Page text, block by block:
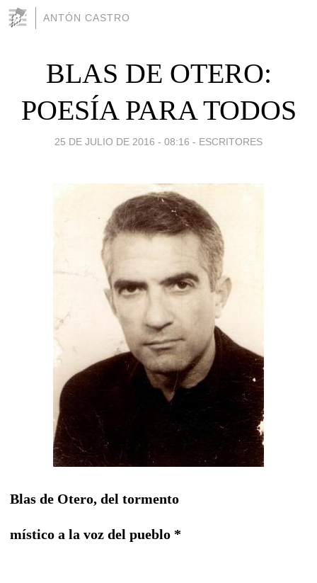
ANTÓN CASTRO
BLAS DE OTERO:
POESÍA PARA TODOS
25 DE JULIO DE 2016 - 08:16 - ESCRITORES
Blas de Otero, del tormento
místico a la voz del pueblo *